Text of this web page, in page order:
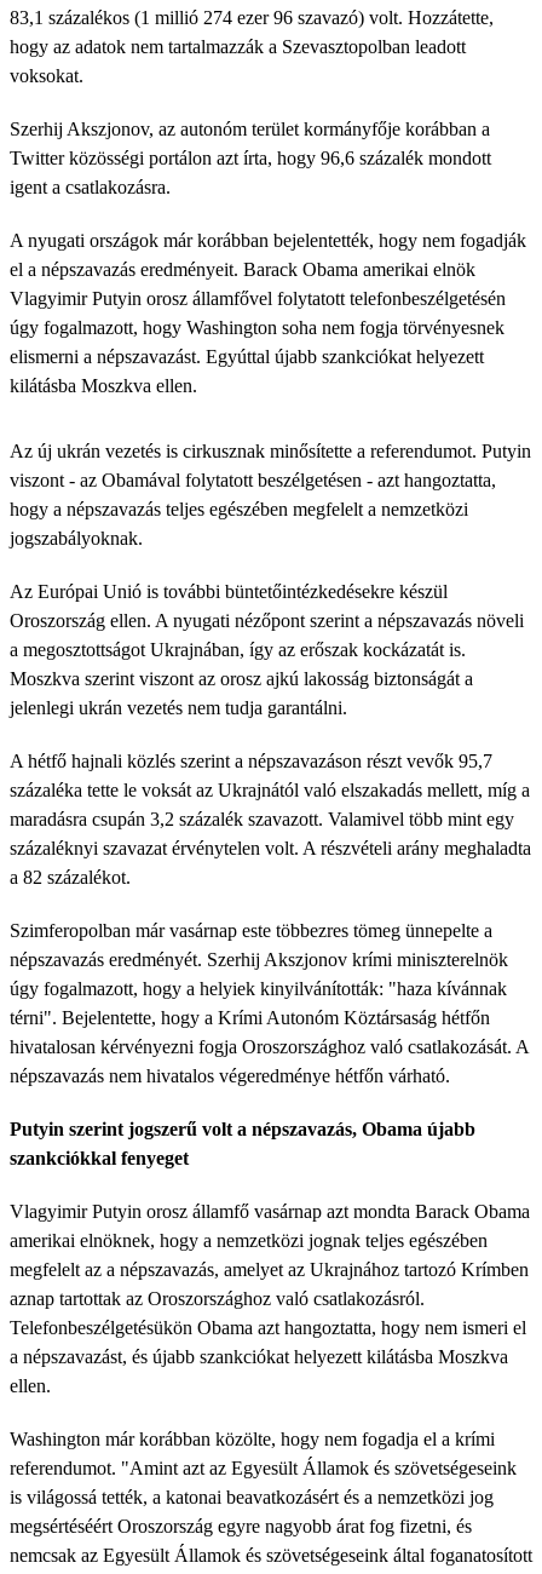
83,1 százalékos (1 millió 274 ezer 96 szavazó) volt. Hozzátette,
hogy az adatok nem tartalmazzák a Szevasztopolban leadott
voksokat.
Szerhij Akszjonov, az autonóm terület kormányfője korábban a
Twitter közösségi portálon azt írta, hogy 96,6 százalék mondott
igent a csatlakozásra.
A nyugati országok már korábban bejelentették, hogy nem fogadják
el a népszavazás eredményeit. Barack Obama amerikai elnök
Vlagyimir Putyin orosz államfővel folytatott telefonbeszélgetésén
úgy fogalmazott, hogy Washington soha nem fogja törvényesnek
elismerni a népszavazást. Egyúttal újabb szankciókat helyezett
kilátásba Moszkva ellen.
Az új ukrán vezetés is cirkusznak minősítette a referendumot. Putyin
viszont - az Obamával folytatott beszélgetésen - azt hangoztatta,
hogy a népszavazás teljes egészében megfelelt a nemzetközi
jogszabályoknak.
Az Európai Unió is további büntetőintézkedésekre készül
Oroszország ellen. A nyugati nézőpont szerint a népszavazás növeli
a megosztottságot Ukrajnában, így az erőszak kockázatát is.
Moszkva szerint viszont az orosz ajkú lakosság biztonságát a
jelenlegi ukrán vezetés nem tudja garantálni.
A hétfő hajnali közlés szerint a népszavazáson részt vevők 95,7
százaléka tette le voksát az Ukrajnától való elszakadás mellett, míg a
maradásra csupán 3,2 százalék szavazott. Valamivel több mint egy
százaléknyi szavazat érvénytelen volt. A részvételi arány meghaladta
a 82 százalékot.
Szimferopolban már vasárnap este többezres tömeg ünnepelte a
népszavazás eredményét. Szerhij Akszjonov krími miniszterelnök
úgy fogalmazott, hogy a helyiek kinyilvánították: "haza kívánnak
térni". Bejelentette, hogy a Krími Autonóm Köztársaság hétfőn
hivatalosan kérvényezni fogja Oroszországhoz való csatlakozását. A
népszavazás nem hivatalos végeredménye hétfőn várható.
Putyin szerint jogszerű volt a népszavazás, Obama újabb
szankciókkal fenyeget
Vlagyimir Putyin orosz államfő vasárnap azt mondta Barack Obama
amerikai elnöknek, hogy a nemzetközi jognak teljes egészében
megfelelt az a népszavazás, amelyet az Ukrajnához tartozó Krímben
aznap tartottak az Oroszországhoz való csatlakozásról.
Telefonbeszélgetésükön Obama azt hangoztatta, hogy nem ismeri el
a népszavazást, és újabb szankciókat helyezett kilátásba Moszkva
ellen.
Washington már korábban közölte, hogy nem fogadja el a krími
referendumot. "Amint azt az Egyesült Államok és szövetségeseink
is világossá tették, a katonai beavatkozásért és a nemzetközi jog
megsértéséért Oroszország egyre nagyobb árat fog fizetni, és
nemcsak az Egyesült Államok és szövetségeseink által foganatosított